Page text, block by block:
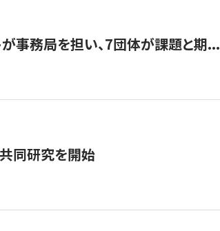
事務局を担い、7団体が課題と期...
共同研究を開始